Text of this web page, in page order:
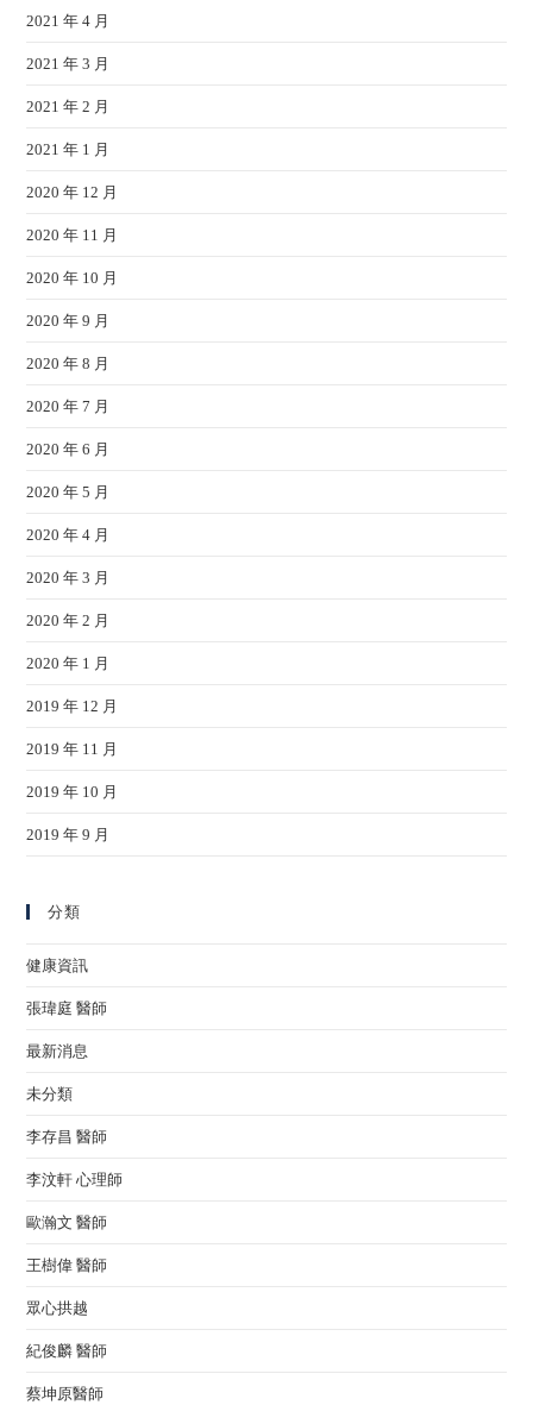
2021 年 4 月
2021 年 3 月
2021 年 2 月
2021 年 1 月
2020 年 12 月
2020 年 11 月
2020 年 10 月
2020 年 9 月
2020 年 8 月
2020 年 7 月
2020 年 6 月
2020 年 5 月
2020 年 4 月
2020 年 3 月
2020 年 2 月
2020 年 1 月
2019 年 12 月
2019 年 11 月
2019 年 10 月
2019 年 9 月
分類
健康資訊
張瑋庭 醫師
最新消息
未分類
李存昌 醫師
李汶軒 心理師
歐瀚文 醫師
王樹偉 醫師
眾心拱越
紀俊麟 醫師
蔡坤原醫師